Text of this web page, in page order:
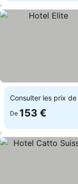
Consulter les prix de
De 153 €